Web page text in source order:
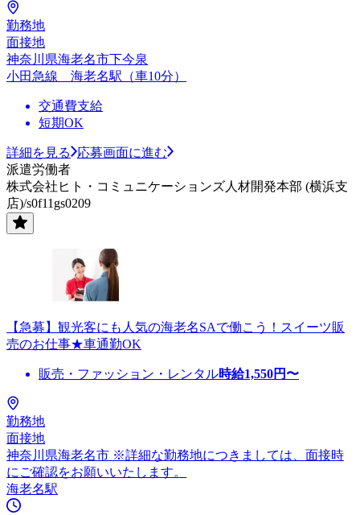
勤務地
面接地
神奈川県海老名市下今泉
小田急線 海老名駅（車10分）
交通費支給
短期OK
詳細を見る
応募画面に進む
派遣労働者
株式会社ヒト・コミュニケーションズ人材開発本部 (横浜支
店)/s0f11gs0209
【急募】観光客にも人気の海老名SAで働こう！スイーツ販
売のお仕事★車通勤OK
販売・ファッション・レンタル時給1,550円〜
勤務地
面接地
神奈川県海老名市 ※詳細な勤務地につきましては、面接時
にご確認をお願いいたします。
海老名駅